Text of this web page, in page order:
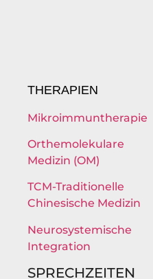
THERAPIEN
Mikroimmuntherapie
Orthemolekulare
Medizin (OM)
TCM-Traditionelle
Chinesische Medizin
Neurosystemische
Integration
SPRECHZEITEN